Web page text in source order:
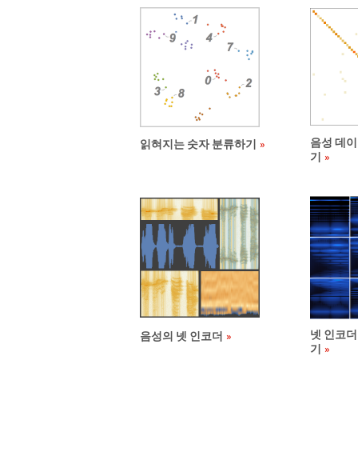
읽혀지는 숫자 분류하기
음성 데
기
음성의 넷 인코더
넷 인코
기